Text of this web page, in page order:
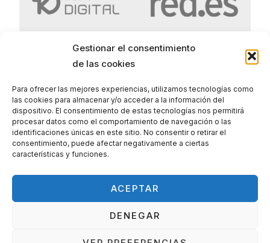
Gestionar el consentimiento
de las cookies
Para ofrecer las mejores experiencias, utilizamos tecnologías como
las cookies para almacenar y/o acceder a la información del
dispositivo. El consentimiento de estas tecnologías nos permitirá
procesar datos como el comportamiento de navegación o las
identificaciones únicas en este sitio. No consentir o retirar el
consentimiento, puede afectar negativamente a ciertas
características y funciones.
ACEPTAR
DENEGAR
Politica de Privacidad
Politica de Cookies
Aviso legal